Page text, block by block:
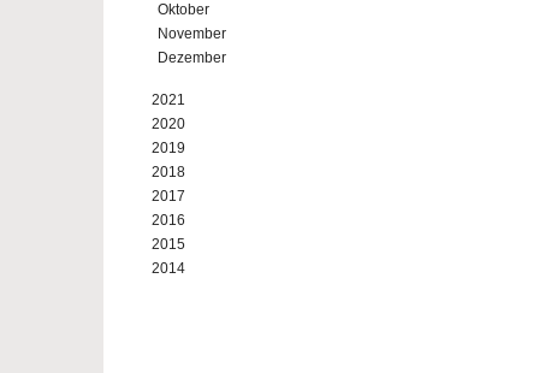
Oktober
November
Dezember
2021
2020
2019
2018
2017
2016
2015
2014